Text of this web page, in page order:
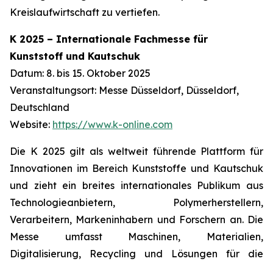
Kreislaufwirtschaft zu vertiefen.
K 2025 – Internationale Fachmesse für
Kunststoff und Kautschuk
Datum: 8. bis 15. Oktober 2025
Veranstaltungsort: Messe Düsseldorf, Düsseldorf,
Deutschland
Website: https://www.k-online.com
Die K 2025 gilt als weltweit führende Plattform für
Innovationen im Bereich Kunststoffe und Kautschuk
und zieht ein breites internationales Publikum aus
Technologieanbietern, Polymerherstellern,
Verarbeitern, Markeninhabern und Forschern an. Die
Messe umfasst Maschinen, Materialien,
Digitalisierung, Recycling und Lösungen für die